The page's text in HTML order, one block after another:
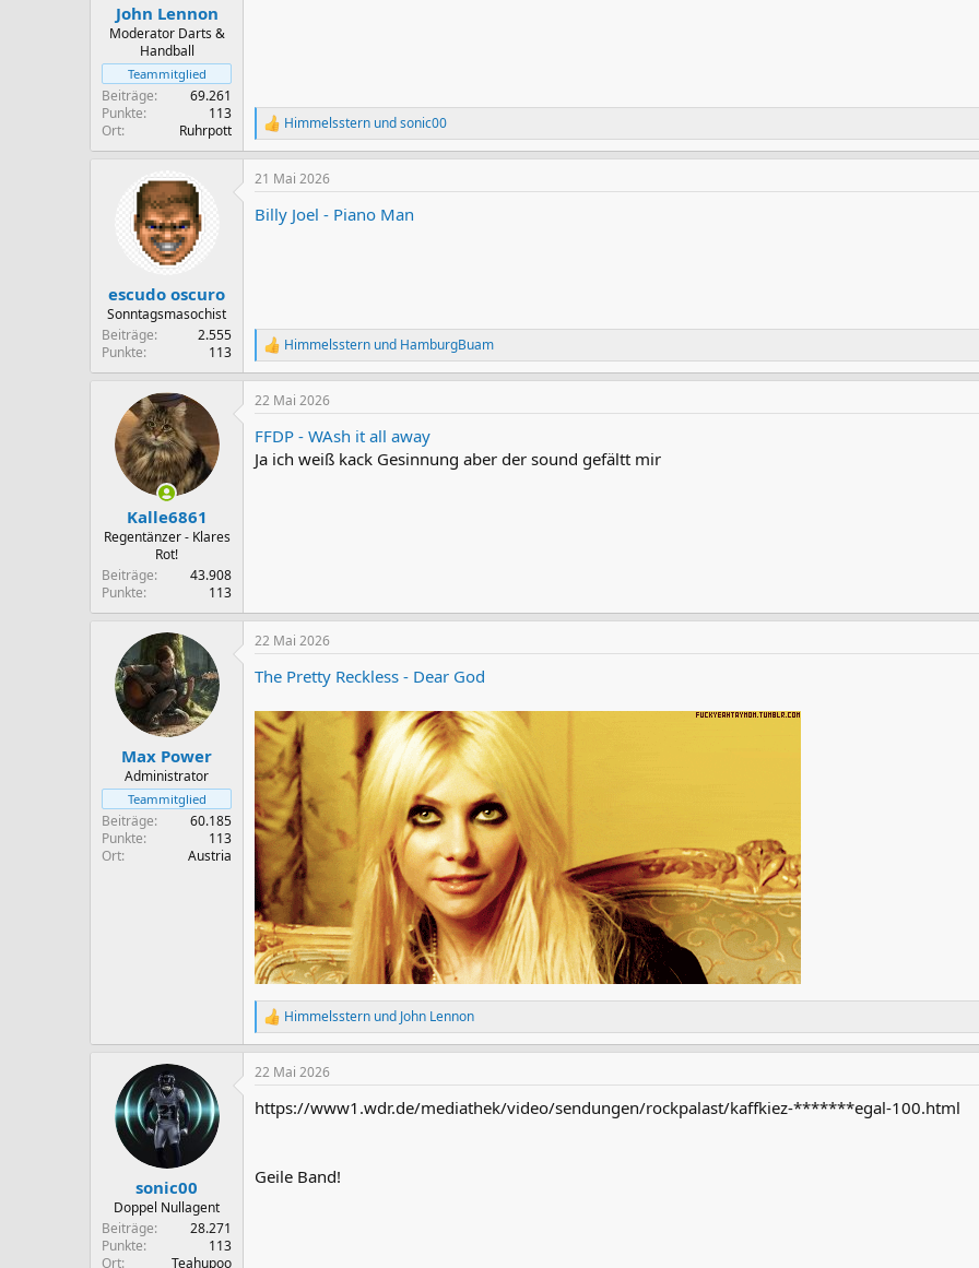
John Lennon
Moderator Darts &
Handball
Teammitglied
Beiträge
69.261
Punkte
113
Ort
Ruhrpott
R
e
a
k
i
Himmelsstern undsonic00
escudo oscuro
Sonntagsmasochist
Beiträge
2.555
Punkte
113
21 Mai 2026
Billy Joel - Piano Man
R
e
a
k
i
o
Himmelsstern und HamburgBuam
Kalle6861
Regentänzer - Klares
Rot!
Beiträge
43.908
Punkte
113
22 Mai 2026
FFDP - WAsh it all away
Ja ich weiß kack Gesinnung aber der sound gefältt mir
Max Power
Administrator
Teammitglied
Beiträge
60.185
Punkte
113
Ort
Austria
22 Mai 2026
The Pretty Reckless - Dear God
R
e
a
k
i
n
Himmelsstern und John Lennon
sonic00
Doppel Nullagent
Beiträge
28.271
Punkte
113
Ort
Teahupoo
22 Mai 2026
https://www1.wdr.de/mediathek/video/sendungen/rockpalast/kaffkiez-*******egal-100.html
Geile Band!